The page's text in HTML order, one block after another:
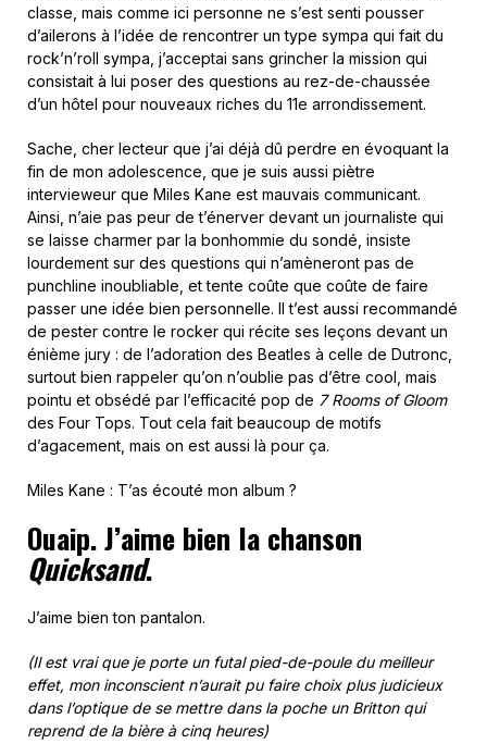
classe, mais comme ici personne ne s’est senti pousser
d’ailerons à l’idée de rencontrer un type sympa qui fait du
rock’n’roll sympa, j’acceptai sans grincher la mission qui
consistait à lui poser des questions au rez-de-chaussée
d’un hôtel pour nouveaux riches du 11e arrondissement.
Sache, cher lecteur que j’ai déjà dû perdre en évoquant la
fin de mon adolescence, que je suis aussi piètre
intervieweur que Miles Kane est mauvais communicant.
Ainsi, n’aie pas peur de t’énerver devant un journaliste qui
se laisse charmer par la bonhommie du sondé, insiste
lourdement sur des questions qui n’amèneront pas de
punchline inoubliable, et tente coûte que coûte de faire
passer une idée bien personnelle. Il t’est aussi recommandé
de pester contre le rocker qui récite ses leçons devant un
énième jury : de l’adoration des Beatles à celle de Dutronc,
surtout bien rappeler qu’on n’oublie pas d’être cool, mais
pointu et obsédé par l’efficacité pop de 7 Rooms of Gloom
des Four Tops. Tout cela fait beaucoup de motifs
d’agacement, mais on est aussi là pour ça.
Miles Kane : T’as écouté mon album ?
Ouaip. J’aime bien la chanson
Quicksand.
J’aime bien ton pantalon.
(Il est vrai que je porte un futal pied-de-poule du meilleur
effet, mon inconscient n’aurait pu faire choix plus judicieux
dans l’optique de se mettre dans la poche un Britton qui
reprend de la bière à cinq heures)